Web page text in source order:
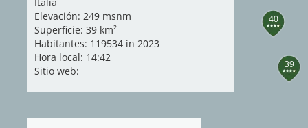
39
40
Elevación: 249 msnm
Superficie: 39 km²
Habitantes: 119534 in 2023
Hora local: 14:42
Sitio web: